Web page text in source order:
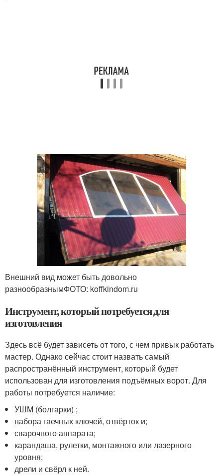
Внешний вид может быть довольно
разнообразнымФОТО: koffkindom.ru
Инструмент, который потребуется для
изготовления
Здесь всё будет зависеть от того, с чем привык работать
мастер. Однако сейчас стоит назвать самый
распространённый инструмент, который будет
использован для изготовления подъёмных ворот. Для
работы потребуется наличие:
УШМ (болгарки) ;
набора гаечных ключей, отвёрток и;
сварочного аппарата;
карандаша, рулетки, монтажного или лазерного
уровня;
дрели и свёрл к ней.